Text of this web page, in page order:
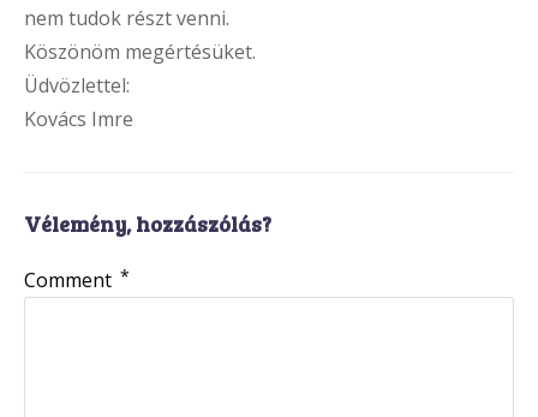
nem tudok részt venni.
Köszönöm megértésüket.
Üdvözlettel:
Kovács Imre
Vélemény, hozzászólás?
Comment *